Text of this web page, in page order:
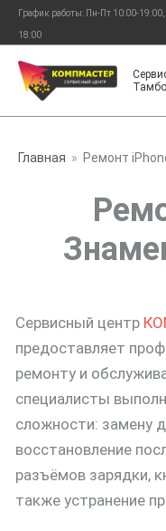
Перейти
содержимому
График работы: Пн-Пт 10:00-
18:00
Главная Ремонт
Сервисный центр
предоставляет
ремонту и
специалисты
сложности: замену
восстановление
разъёмов зарядки,
также устранение